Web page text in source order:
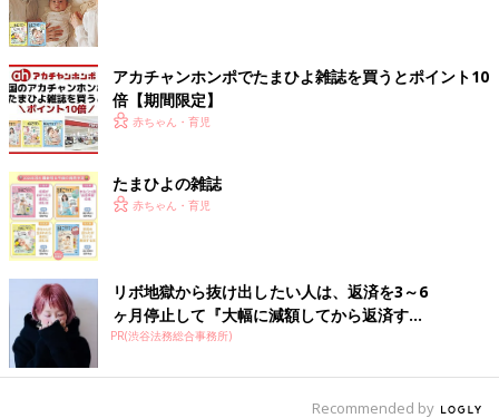
アカチャンホンポでたまひよ雑誌を買うとポイント10
倍【期間限定】
赤ちゃん・育児
たまひよの雑誌
赤ちゃん・育児
リボ地獄から抜け出したい人は、返済を3～6
ヶ月停止して『大幅に減額してから返済す...
PR(渋谷法務総合事務所)
Recommended by